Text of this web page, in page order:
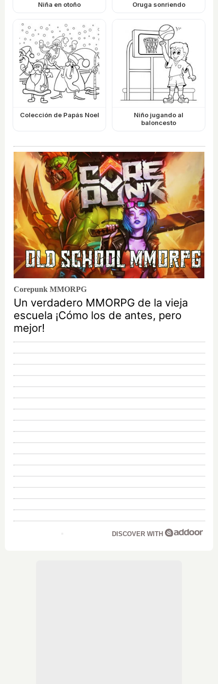
Niña en otoño Oruga sonriendo
Colección de Papás Noel
Niño jugando al
baloncesto
Corepunk MMORPG
Un verdadero MMORPG de la vieja
escuela ¡Cómo los de antes, pero
mejor!
DISCOVER WITH